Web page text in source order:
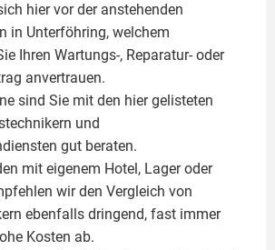
hier vor der anstehenden
in Unterföhring, welchem
Ihren Wartungs-, Reparatur- oder
anvertrauen.
sind Sie mit den hier gelisteten
und
gut beraten.
mit eigenem Hotel, Lager oder
wir den Vergleich von
ebenfalls dringend, fast immer
Kosten ab.